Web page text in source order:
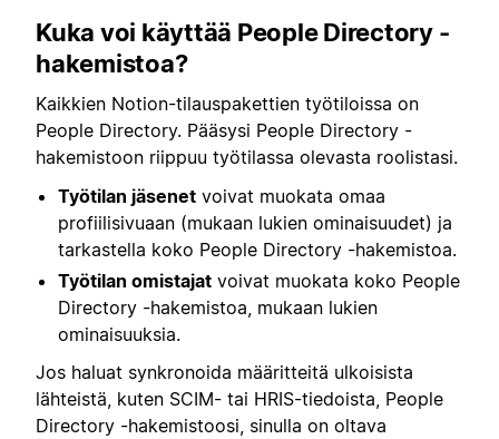
Kuka voi käyttää People Directory -
hakemistoa?
Kaikkien Notion-tilauspakettien työtiloissa on
People Directory. Pääsysi People Directory -
hakemistoon riippuu työtilassa olevasta roolistasi.
Työtilan jäsenet voivat muokata omaa
profiilisivuaan (mukaan lukien ominaisuudet) ja
tarkastella koko People Directory -hakemistoa.
Työtilan omistajat voivat muokata koko People
Directory -hakemistoa, mukaan lukien
ominaisuuksia.
Jos haluat synkronoida määritteitä ulkoisista
lähteistä, kuten SCIM- tai HRIS-tiedoista, People
Directory -hakemistoosi, sinulla on oltava